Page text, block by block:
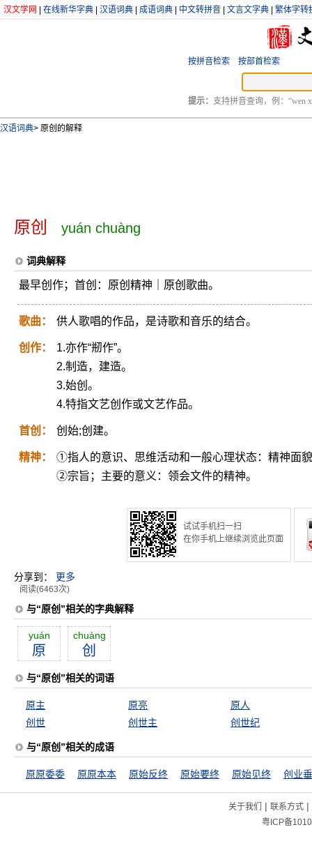
汉文学网 在线新华字典 汉语词典 成语词典 中文转拼音 文言文字典 繁体字转
按拼音检索 按部首检索
提示： 支持拼音查询，例：“wen
汉语词典> 原创的解释
原创 yuán chuàng
词典解释
最早创作；首创：原创精神｜原创歌曲。
歌曲： 供人歌唱的作品，是诗歌和音乐的结合。
创作：
1.亦作“剏作”。
2.制造，建造。
3.始创。
4.特指文艺创作或文艺作品。
首创： 创始;创建。
精神：
①指人的意识、思维活动和一般心理状态：精神面
②宗旨；主要的意义：领会文件的精神。
试试手机扫一扫
在你手机上继续浏览此页面
分享到： 更多
阅读(6463次)
与“原创”相关的字典解释
yuán
原
chuàng
创
与“原创”相关的词语
原主 原亮
原人
创世
创世主 创世纪
与“原创”相关的成语
原原委委 原原本本 原始反终 原始要终 原始见终 创业
关于我们 | 联系方式|
粤ICP备